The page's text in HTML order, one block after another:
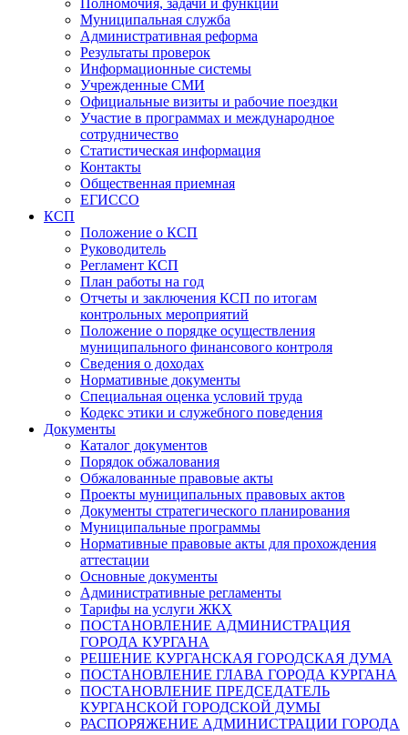
Полномочия, задачи и функции
Муниципальная служба
Административная реформа
Результаты проверок
Информационные системы
Учрежденные СМИ
Официальные визиты и рабочие поездки
Участие в программах и международное
сотрудничество
Статистическая информация
Контакты
Общественная приемная
ЕГИССО
КСП
Положение о КСП
Руководитель
Регламент КСП
План работы на год
Отчеты и заключения КСП по итогам
контрольных мероприятий
Положение о порядке осуществления
муниципального финансового контроля
Сведения о доходах
Нормативные документы
Специальная оценка условий труда
Кодекс этики и служебного поведения
Документы
Каталог документов
Порядок обжалования
Обжалованные правовые акты
Проекты муниципальных правовых актов
Документы стратегического планирования
Муниципальные программы
Нормативные правовые акты для прохождения
аттестации
Основные документы
Административные регламенты
Тарифы на услуги ЖКХ
ПОСТАНОВЛЕНИЕ АДМИНИСТРАЦИЯ
ГОРОДА КУРГАНА
РЕШЕНИЕ КУРГАНСКАЯ ГОРОДСКАЯ ДУМА
ПОСТАНОВЛЕНИЕ ГЛАВА ГОРОДА КУРГАНА
ПОСТАНОВЛЕНИЕ ПРЕДСЕДАТЕЛЬ
КУРГАНСКОЙ ГОРОДСКОЙ ДУМЫ
РАСПОРЯЖЕНИЕ АДМИНИСТРАЦИИ ГОРОДА